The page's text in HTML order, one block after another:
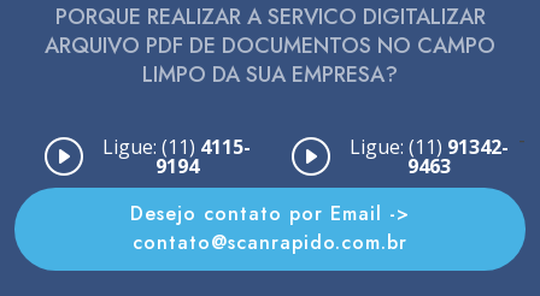
PORQUE REALIZAR A SERVICO DIGITALIZAR
ARQUIVO PDF DE DOCUMENTOS NO CAMPO
LIMPO DA SUA EMPRESA?
Ligue: (11) 4115-
9194
Ligue: (11) 91342-
9463
-
Desejo contato por Email ->
contato@scanrapido.com.br